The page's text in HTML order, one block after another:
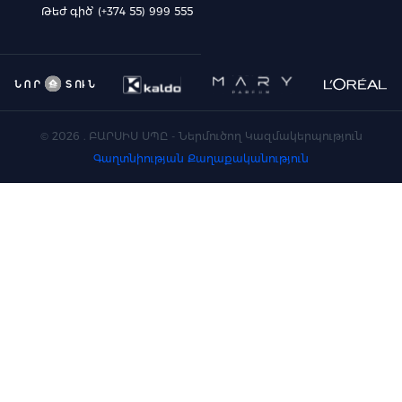
Թեժ գիծ՝ (+374 55) 999 555
© 2026 . ԲԱՐՍԻՍ ՍՊԸ - Ներմուծող Կազմակերպություն
Գաղտնիության Քաղաքականություն